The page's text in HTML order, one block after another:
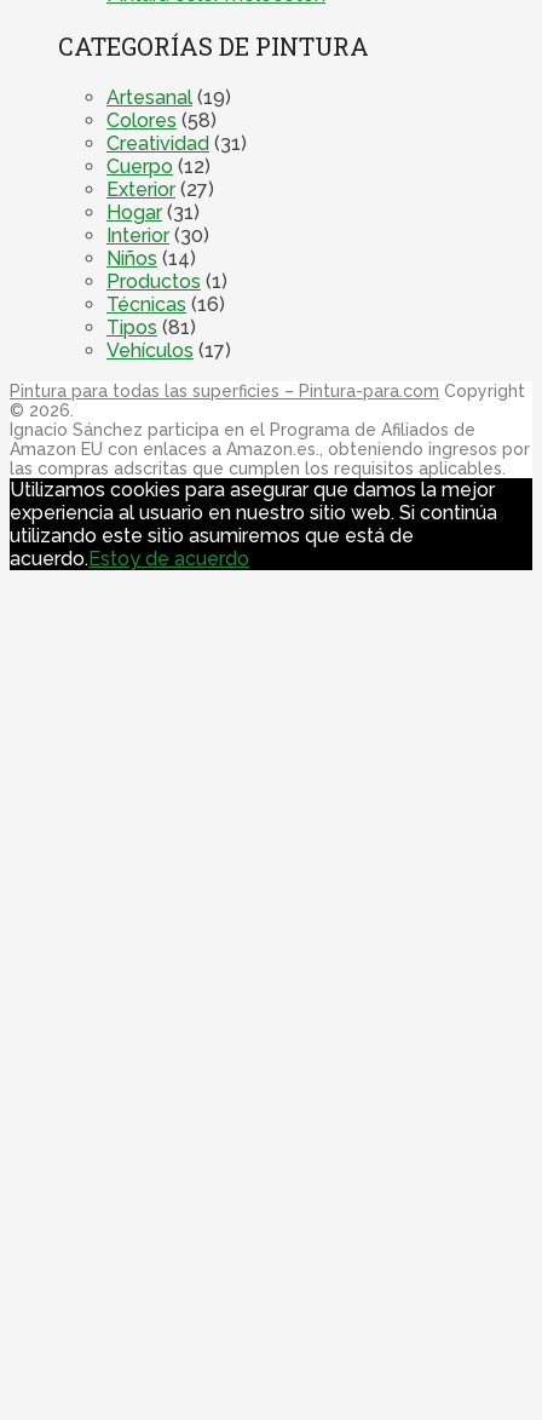
CATEGORÍAS DE PINTURA
Artesanal (19)
Colores (58)
Creatividad (31)
Cuerpo (12)
Exterior(27)
Hogar(31)
Interior(30)
Niños (14)
Productos (1)
Técnicas (16)
Tipos (81)
Vehículos (17)
Pintura para todas las superficies – Pintura-para.com Copyright
© 2026.
Ignacio Sánchez participa en el Programa de Afiliados de
Amazon EU con enlaces a Amazon.es., obteniendo ingresos por
las compras adscritas que cumplen los requisitos aplicables.
Utilizamos cookies para asegurar que damos la mejor
experiencia al usuario en nuestro sitio web. Si continúa
utilizando este sitio asumiremos que está de
acuerdo.Estoy de acuerdo